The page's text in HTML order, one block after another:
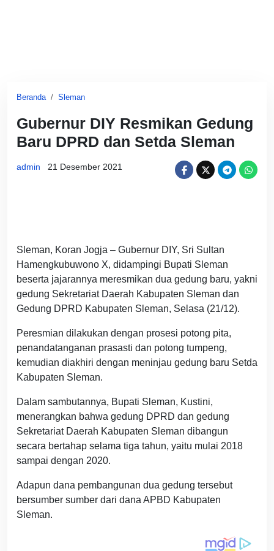
Beranda Sleman
Gubernur DIY Resmikan Gedung
Baru DPRD dan Setda Sleman
admin 21 Desember 2021
Sleman, Koran Jogja – Gubernur DIY, Sri Sultan
Hamengkubuwono X, didampingi Bupati Sleman
beserta jajarannya meresmikan dua gedung baru, yakni
gedung Sekretariat Daerah Kabupaten Sleman dan
Gedung DPRD Kabupaten Sleman, Selasa (21/12).
Peresmian dilakukan dengan prosesi potong pita,
penandatanganan prasasti dan potong tumpeng,
kemudian diakhiri dengan meninjau gedung baru Setda
Kabupaten Sleman.
Dalam sambutannya, Bupati Sleman, Kustini,
menerangkan bahwa gedung DPRD dan gedung
Sekretariat Daerah Kabupaten Sleman dibangun
secara bertahap selama tiga tahun, yaitu mulai 2018
sampai dengan 2020.
Adapun dana pembangunan dua gedung tersebut
bersumber sumber dari dana APBD Kabupaten
Sleman.